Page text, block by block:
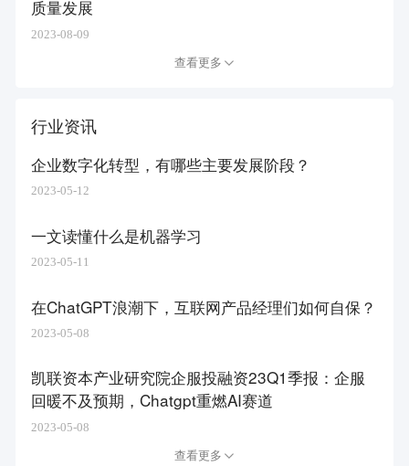
质量发展
2023-08-09
查看更多
行业资讯
企业数字化转型，有哪些主要发展阶段？
2023-05-12
一文读懂什么是机器学习
2023-05-11
在ChatGPT浪潮下，互联网产品经理们如何自保？
2023-05-08
凯联资本产业研究院企服投融资23Q1季报：企服
回暖不及预期，Chatgpt重燃AI赛道
2023-05-08
查看更多